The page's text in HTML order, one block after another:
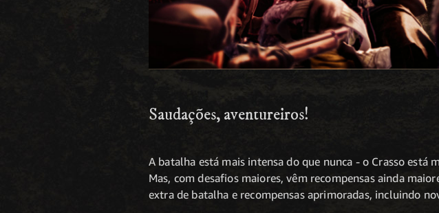
Saudações, aventureiros!
A batalha está mais intensa do que nunca - o Crasso
Mas, com desafios maiores, vêm recompensas ainda
extra de batalha e recompensas aprimoradas, incluindo